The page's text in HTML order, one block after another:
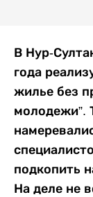
В Нур-
года
жилье без
молодежи”.
подкопить
На деле не